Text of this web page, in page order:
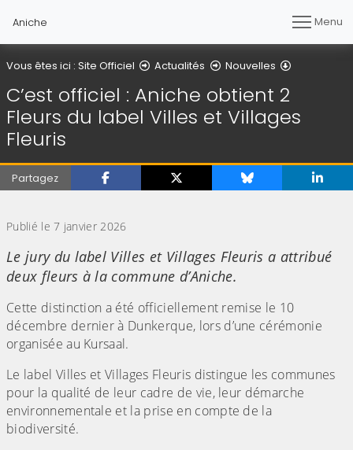
Aniche Menu
Vous êtes ici : Site Officiel Actualités Nouvelles
C’est officiel : Aniche obtient 2
Fleurs du label Villes et Villages
Fleuris
Partagez
Publié le 7 janvier 2026
Le jury du label Villes et Villages Fleuris a attribué
deux fleurs à la commune d’Aniche.
Cette distinction a été officiellement remise le 10
décembre dernier à Dunkerque, lors d’une cérémonie
organisée au Kursaal.
Le label Villes et Villages Fleuris distingue les communes
pour la qualité de leur cadre de vie, leur démarche
environnementale et la prise en compte de la
biodiversité.